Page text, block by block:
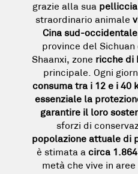
grazie alla sua pelliccia
straordinario animale
Cina sud-occidentale
province del Sichuan
Shaanxi, zone ricche di
principale. Ogni
consuma tra i 12 e i 40
essenziale la
garantire il loro
sforzi di
popolazione attuale di
è stimata a circa
metà che vive in